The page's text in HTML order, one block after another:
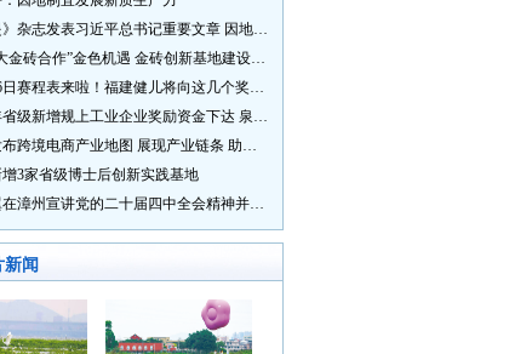
《求是》杂志发表习近平总书记重要文章 因地制宜发展新质生产力
共享“大金砖合作”金色机遇 金砖创新基地建设成效显著
11月16日赛程表来啦！福建健儿将向这几个奖牌发起冲击→
2025年省级新增规上工业企业奖励资金下达 泉州市获补资金居全省首位
晋江发布跨境电商产业地图 展现产业链条 助力“晋品出海”
增3家省级博士后创新实践基地
周祖翼在漳州宣讲党的二十届四中全会精神并调研
新闻